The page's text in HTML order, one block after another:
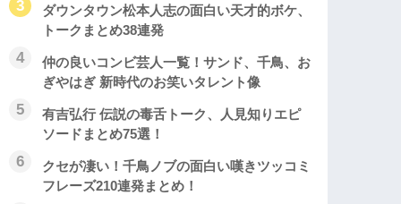
ダウンタウン松本人志の面白い天才的ボケ、
トークまとめ38連発
仲の良いコンビ芸人一覧！サンド、千鳥、お
ぎやはぎ 新時代のお笑いタレント像
有吉弘行 伝説の毒舌トーク、人見知りエピ
ソードまとめ75選！
クセが凄い！千鳥ノブの面白い嘆きツッコミ
フレーズ210連発まとめ！